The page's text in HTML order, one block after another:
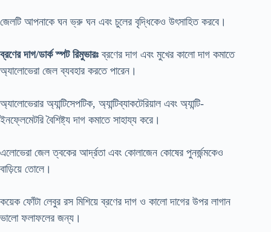
জেলটি আপনাকে ঘন ভ্রু ঘন এবং চুলের বৃদ্ধিকেও উৎসাহিত করবে।
ব্রণের দাগ/ডার্ক স্পট রিমুভারঃ ব্রণের দাগ এবং মুখের কালো দাগ কমাতে
অ্যালোভেরা জেল ব্যবহার করতে পারেন।
অ্যালোভেরার অ্যান্টিসেপটিক, অ্যান্টিব্যাকটেরিয়াল এবং অ্যান্টি-
ইনফ্লেমেটরি বৈশিষ্ট্য দাগ কমাতে সাহায্য করে।
এলোভেরা জেল ত্বকের আর্দ্রতা এবং কোলাজেন কোষের পুনর্জন্মকেও
বাড়িয়ে তোলে।
কয়েক ফোঁটা লেবুর রস মিশিয়ে ব্রণের দাগ ও কালো দাগের উপর লাগান
ভালো ফলাফলের জন্য।